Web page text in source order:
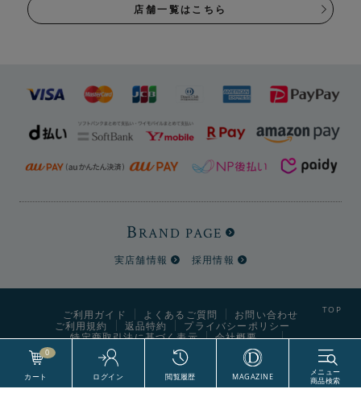
希少性の高いブリティッシュウールを使用
店舗一覧はこちら
BRAND PAGE
実店舗情報 採用情報
0
ご利用ガイド よくあるご質問
お問い合わせ
ご利用規約
返品特約
プライバシーポリシー
特定商取引法に基づく表示
会社概要
World Style Labels CO., Ltd. All Right Reserved.